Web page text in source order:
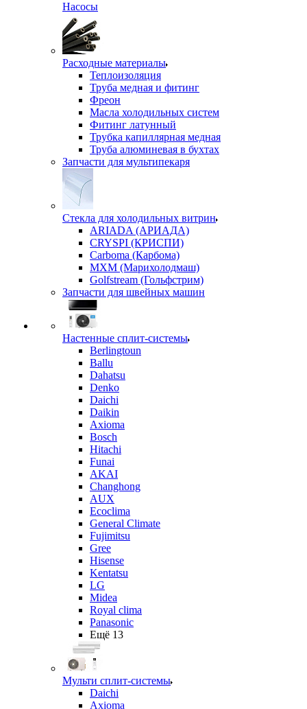
Насосы
Расходные материалы
Теплоизоляция
Труба медная и фитинг
Фреон
Масла холодильных систем
Фитинг латунный
Трубка капиллярная медная
Труба алюминевая в бухтах
Запчасти для мультипекаря
Стекла для холодильных витрин
ARIADA (АРИАДА)
CRYSPI (КРИСПИ)
Carboma (Карбома)
MXM (Марихолодмаш)
Golfstream (Гольфстрим)
Запчасти для швейных машин
Настенные сплит-системы
Berlingtoun
Ballu
Dahatsu
Denko
Daichi
Daikin
Axioma
Bosch
Hitachi
Funai
AKAI
Changhong
AUX
Ecoclima
General Climate
Fujimitsu
Gree
Hisense
Kentatsu
LG
Midea
Royal clima
Panasonic
Ещё 13
Мульти сплит-системы
Daichi
Axioma